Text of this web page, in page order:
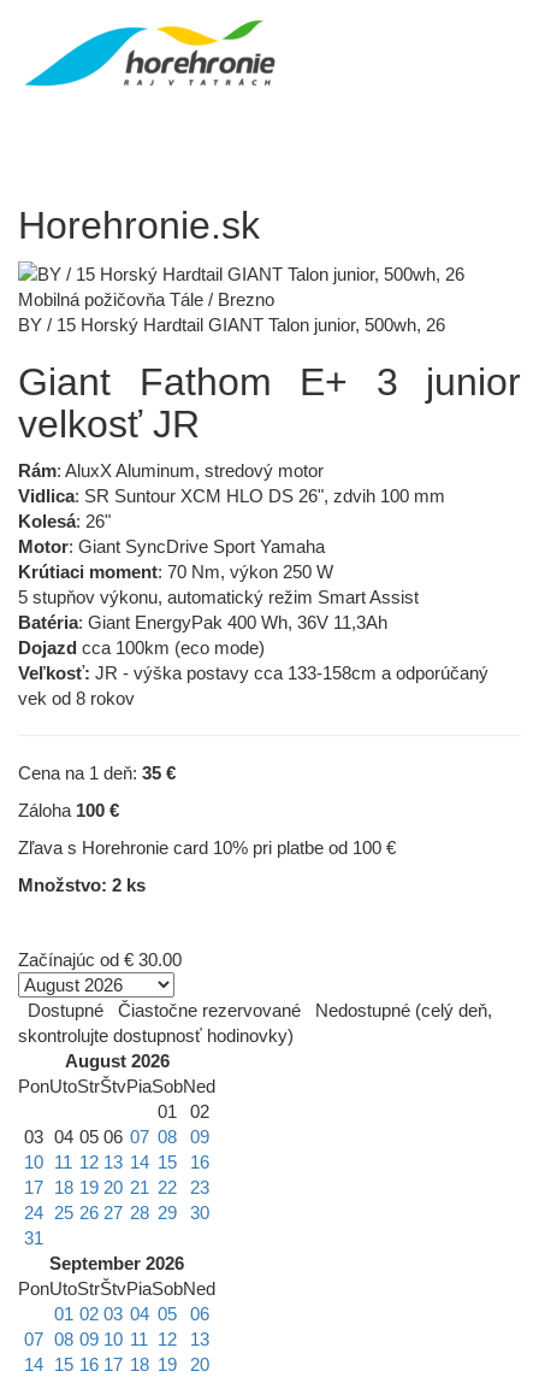
Horehronie.sk
Mobilná požičovňa Tále / Brezno
BY / 15 Horský Hardtail GIANT Talon junior, 500wh, 26
Giant Fathom E+ 3 junior
velkosť JR
Rám: AluxX Aluminum, stredový motor
Vidlica: SR Suntour XCM HLO DS 26", zdvih 100 mm
Kolesá: 26"
Motor: Giant SyncDrive Sport Yamaha
Krútiaci moment: 70 Nm, výkon 250 W
5 stupňov výkonu, automatický režim Smart Assist
Batéria: Giant EnergyPak 400 Wh, 36V 11,3Ah
Dojazd cca 100km (eco mode)
Veľkosť: JR - výška postavy cca 133-158cm a odporúčaný
vek od 8 rokov
Cena na 1 deň: 35 €
Záloha 100 €
Zľava s Horehronie card 10% pri platbe od 100 €
Množstvo: 2 ks
Začínajúc od € 30.00
Dostupné Čiastočne rezervované
Nedostupné (celý deň,
skontrolujte dostupnosť hodinovky)
August 2026
PonUtoStrŠtvPiaSobNed
01
02
03 04 05 06 07 08
09
10 11 12 13 14 15
16
17 18 19 20 21 22
23
24 25 26 27 28 29
30
31
September 2026
PonUtoStrŠtvPiaSobNed
01 02 03 04 05
06
07 08 09 10 11 12
13
14 15 16 17 18 19
20